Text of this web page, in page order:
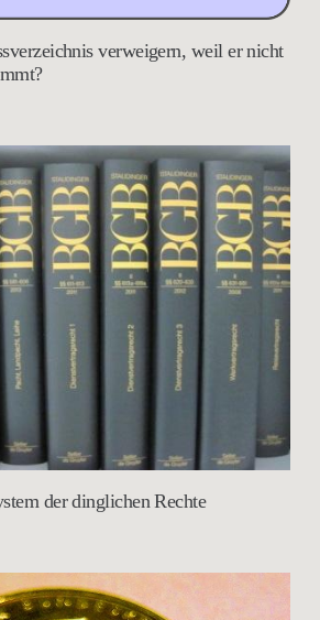
verweigern, weil er nicht
der dinglichen Rechte